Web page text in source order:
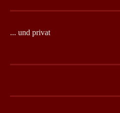
... und privat